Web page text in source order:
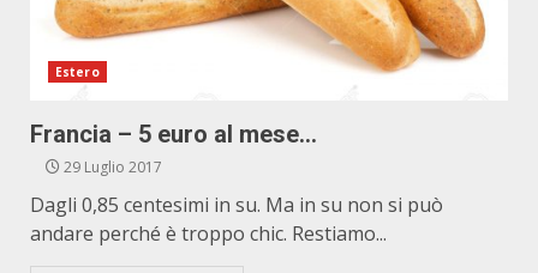
Estero
Francia – 5 euro al mese…
29 Luglio 2017
Dagli 0,85 centesimi in su. Ma in su non si può
andare perché è troppo chic. Restiamo...